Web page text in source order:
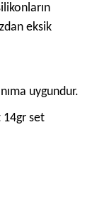
eksik
uygundur.
14gr set